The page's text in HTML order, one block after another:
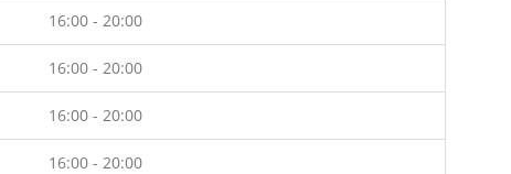
16:00 - 20:00
16:00 - 20:00
16:00 - 20:00
16:00 - 20:00